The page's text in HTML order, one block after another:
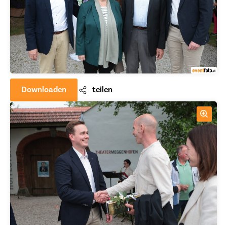
Downloaden teilen